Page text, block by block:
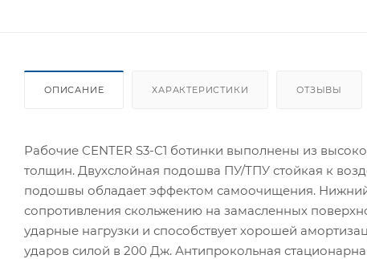
ОПИСАНИЕ ХАРАКТЕРИСТИКИ ОТЗЫВЫ
Рабочие CENTER S3-C1 ботинки выполнены из
толщин. Двухслойная подошва ПУ/ТПУ стойкая к
подошвы обладает эффектом самоочищения.
сопротивления скольжению на замасленных
ударные нагрузки и способствует хорошей
ударов силой в 200 Дж. Антипрокольная